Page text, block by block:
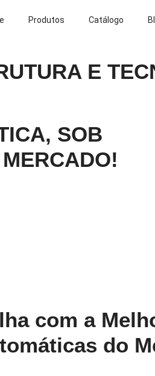
Produtos Catálogo
E
SOB
com a
do